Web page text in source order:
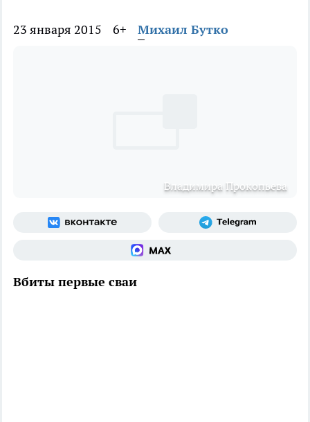
23 января 2015 6+ Михаил Бутко
Владимира Прокопьева
Вбиты первые сваи